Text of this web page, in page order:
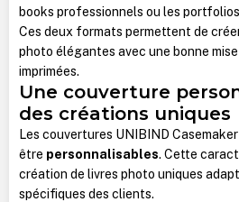
books professionnels ou les
Ces deux formats permettent de
photo élégantes avec une bonne
imprimées.
Une couverture
des créations uniques
Les couvertures UNIBIND
être personnalisables. Cette
création de livres photo uniques
spécifiques des clients.